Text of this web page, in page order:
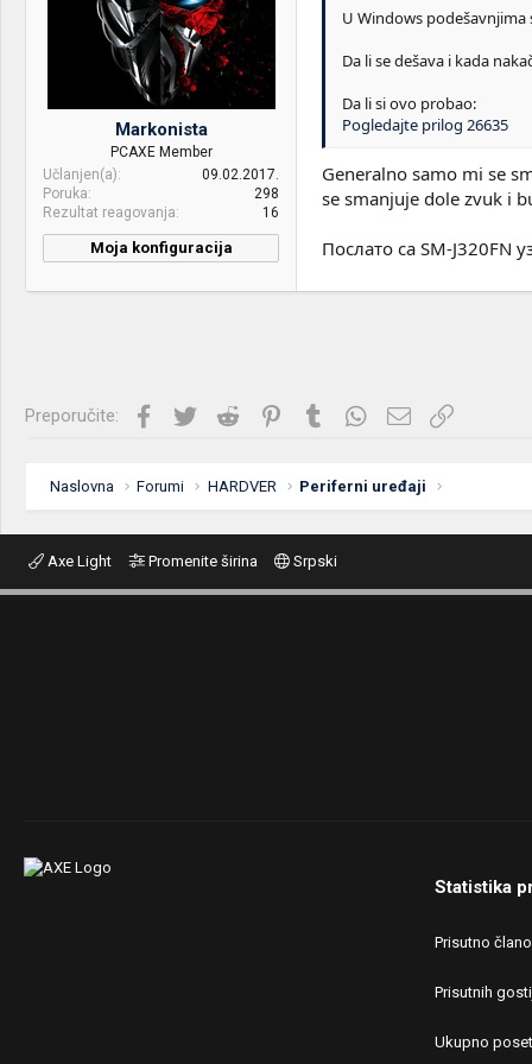
Markonista
PCAXE Member
Učlanjen(a)
09.02.2017.
Poruka
298
Rezultat reagovanja
16
Moja konfiguracija
Name:
RAM: 8 GB 2133 mhz ddr4
HDD: 500 GB
U Windows podešavnjima
Da li se dešava i kada
Da li si ovo probao:
Pogledajte prilog 26635
Generalno samo mi se
se smanjuje dole zvuk i
Послато са SM-J320FN
Preporučite: Facebook
Twitter Reddit PinterestTumblrWhatsApp
Imejl Link
Naslovna Forumi HARDVER Periferni uređaji
Axe Light Promenite širina Srpski
Statistika
Prisutno
Prisutnih
Ukupno